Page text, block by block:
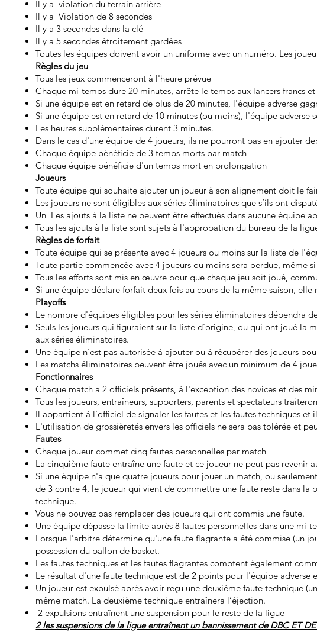
Il y a violation du terrain arrière
Il y a Violation de 8 secondes
Il y a 3 secondes dans la clé
Il y a 5 secondes étroitement gardées
Toutes les équipes doivent avoir un uniforme avec un numéro. Les
​Règles du jeu
Tous les jeux commenceront à l'heure prévue
Chaque mi-temps dure 20 minutes, arrête le temps aux lancers francs
Si une équipe est en retard de plus de 20 minutes, l'équipe adverse
Si une équipe est en retard de 10 minutes (ou moins), l'équipe adverse
Les heures supplémentaires durent 3 minutes.
Dans le cas d'une équipe de 4 joueurs, ils ne pourront pas en ajouter
Chaque équipe bénéficie de 3 temps morts par match
Chaque équipe bénéficie d'un temps mort en prolongation
Joueurs
Toute équipe qui souhaite ajouter un joueur à son alignement doit le
Les joueurs ne sont éligibles aux séries éliminatoires que s’ils ont
Un Les ajouts à la liste ne peuvent être effectués dans aucune équipe
Tous les ajouts à la liste sont sujets à l'approbation du bureau de la
​Règles de forfait
Toute équipe qui se présente avec 4 joueurs ou moins sur la liste de
Toute partie commencée avec 4 joueurs ou moins sera perdue, même
Tous les efforts sont mis en œuvre pour que chaque jeu soit joué,
Si une équipe déclare forfait deux fois au cours de la même saison,
Playoffs
Le nombre d'équipes éligibles pour les séries éliminatoires dépendra
Seuls les joueurs qui figuraient sur la liste d'origine, ou qui ont joué la
aux séries éliminatoires.
Une équipe n'est pas autorisée à ajouter ou à récupérer des joueurs
Les matchs éliminatoires peuvent être joués avec un minimum de 4
Fonctionnaires
Chaque match a 2 officiels présents, à l'exception des novices et des
Tous les joueurs, entraîneurs, supporters, parents et spectateurs
Il appartient à l'officiel de signaler les fautes et les fautes techniques
L'utilisation de grossièretés envers les officiels ne sera pas tolérée et
Fautes
Chaque joueur commet cinq fautes personnelles par match
La cinquième faute entraîne une faute et ce joueur ne peut pas revenir
Si une équipe n'a que quatre joueurs pour jouer un match, ou
de 3 contre 4, le joueur qui vient de commettre une faute reste dans
technique.
Vous ne pouvez pas remplacer des joueurs qui ont commis une faute.
Une équipe dépasse la limite après 8 fautes personnelles dans une
Lorsque l'arbitre détermine qu'une faute flagrante a été commise (un
possession du ballon de basket.
Les fautes techniques et les fautes flagrantes comptent également
Le résultat d'une faute technique est de 2 points pour l'équipe adverse
Un joueur est expulsé après avoir reçu une deuxième faute technique
même match. La deuxième technique entraînera l’éjection.
2 expulsions entraînent une suspension pour le reste de la ligue
​2 les suspensions de la ligue entraînent un bannissement de DBC ET DE